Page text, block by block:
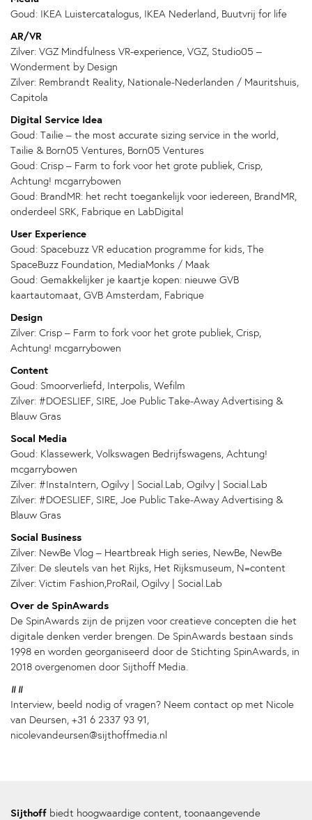
Goud: IKEA Luistercatalogus, IKEA Nederland, Buutvrij for life
AR/VR
Zilver: VGZ Mindfulness VR-experience, VGZ, Studio05 –
Wonderment by Design
Zilver: Rembrandt Reality, Nationale-Nederlanden / Mauritshuis,
Capitola
Digital Service Idea
Goud: Tailie – the most accurate sizing service in the world,
Tailie & Born05 Ventures, Born05 Ventures
Goud: Crisp – Farm to fork voor het grote publiek, Crisp,
Achtung! mcgarrybowen
Goud: BrandMR: het recht toegankelijk voor iedereen, BrandMR,
onderdeel SRK, Fabrique en LabDigital
User Experience
Goud: Spacebuzz VR education programme for kids, The
SpaceBuzz Foundation, MediaMonks / Maak
Goud: Gemakkelijker je kaartje kopen: nieuwe GVB
kaartautomaat, GVB Amsterdam, Fabrique
Design
Zilver: Crisp – Farm to fork voor het grote publiek, Crisp,
Achtung! mcgarrybowen
Content
Goud: Smoorverliefd, Interpolis, Wefilm
Zilver: #DOESLIEF, SIRE, Joe Public Take-Away Advertising &
Blauw Gras
Socal Media
Goud: Klassewerk, Volkswagen Bedrijfswagens, Achtung!
mcgarrybowen
Zilver: #InstaIntern, Ogilvy | Social.Lab, Ogilvy | Social.Lab
Zilver: #DOESLIEF, SIRE, Joe Public Take-Away Advertising &
Blauw Gras
Social Business
Zilver: NewBe Vlog – Heartbreak High series, NewBe, NewBe
Zilver: De sleutels van het Rijks, Het Rijksmuseum, N=content
Zilver: Victim Fashion,ProRail, Ogilvy | Social.Lab
Over de SpinAwards
De SpinAwards zijn de prijzen voor creatieve concepten die het
digitale denken verder brengen. De SpinAwards bestaan sinds
1998 en worden georganiseerd door de Stichting SpinAwards, in
2018 overgenomen door Sijthoff Media.
##
Interview, beeld nodig of vragen? Neem contact op met Nicole
van Deursen, +31 6 2337 93 91,
nicolevandeursen@sijthoffmedia.nl
Sijthoff biedt hoogwaardige content, toonaangevende